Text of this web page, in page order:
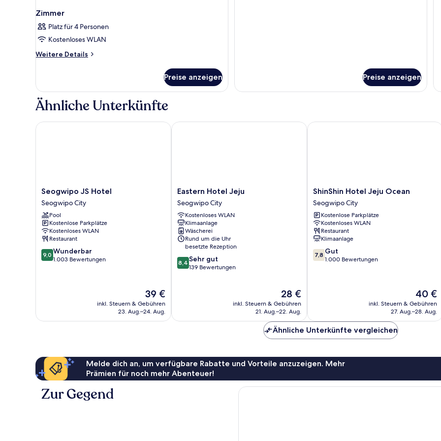
Zimmer
Platz für 4 Personen
Kostenloses WLAN
Weitere Details
Weitere
Preise anzeigen Preise anzeigen
Ähnliche Unterkünfte
Seogwipo
JS
Hotel
Seogwipo
City
Seogwipo JS Hotel
Seogwipo City
Pool
Kostenlose Parkplätze
Kostenloses WLAN
Restaurant
9.0
von
9,0 Wunderbar
1.003 Bewertungen
Der
Preis
beträgt
39 €
inkl. Steuern & Gebühren
23. Aug.–24. Aug.
Seogwipo JS Hotel
Eastern
Hotel
Jeju
Seogwipo
City
Eastern Hotel Jeju
Seogwipo City
Kostenloses WLAN
Klimaanlage
Wäscherei
Rund um die Uhr
besetzte Rezeption
8.4
von
8,4 Sehr gut
139 Bewertungen
Der
Preis
beträgt
28 €
inkl. Steuern & Gebühren
21. Aug.–22. Aug.
Eastern Hotel Jeju
ShinShin
Hotel
Jeju
Ocean
Seogwipo
City
ShinShin Hotel Jeju Ocean
Seogwipo City
Kostenlose Parkplätze
Kostenloses WLAN
Restaurant
Klimaanlage
7.8
von
7,8 Gut
1.000 Bewertungen
Der
Preis
beträgt
40 €
inkl. Steuern & Gebühren
27. Aug.–28. Aug.
ShinShin Hotel Jeju Ocean
Ähnliche Unterkünfte vergleichen
Melde dich an, um verfügbare Rabatte und Vorteile anzuzeigen. Mehr
Prämien für noch mehr Abenteuer!
Zur Gegend